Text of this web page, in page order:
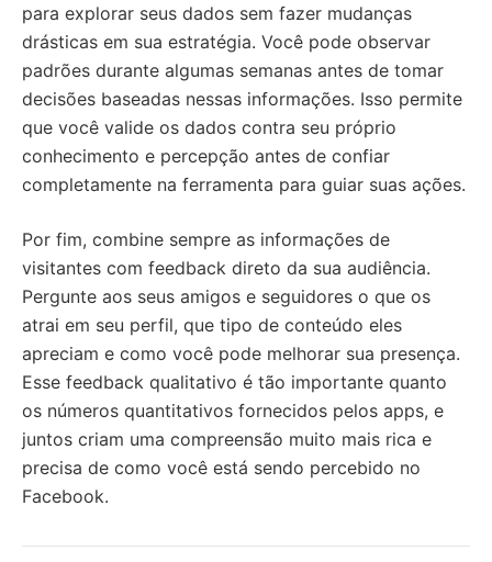
para explorar seus dados sem fazer mudanças
drásticas em sua estratégia. Você pode observar
padrões durante algumas semanas antes de tomar
decisões baseadas nessas informações. Isso permite
que você valide os dados contra seu próprio
conhecimento e percepção antes de confiar
completamente na ferramenta para guiar suas ações.
Por fim, combine sempre as informações de
visitantes com feedback direto da sua audiência.
Pergunte aos seus amigos e seguidores o que os
atrai em seu perfil, que tipo de conteúdo eles
apreciam e como você pode melhorar sua presença.
Esse feedback qualitativo é tão importante quanto
os números quantitativos fornecidos pelos apps, e
juntos criam uma compreensão muito mais rica e
precisa de como você está sendo percebido no
Facebook.